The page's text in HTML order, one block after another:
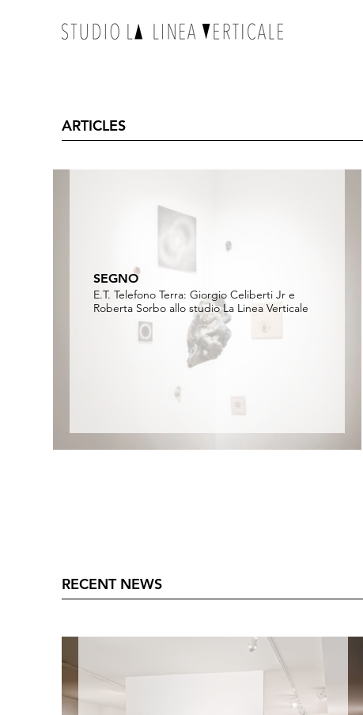
ARTICLES
SEGNO
E.T. Telefono Terra: Giorgio Celiberti Jr e
Roberta Sorbo allo studio La Linea Verticale
RECENT NEWS